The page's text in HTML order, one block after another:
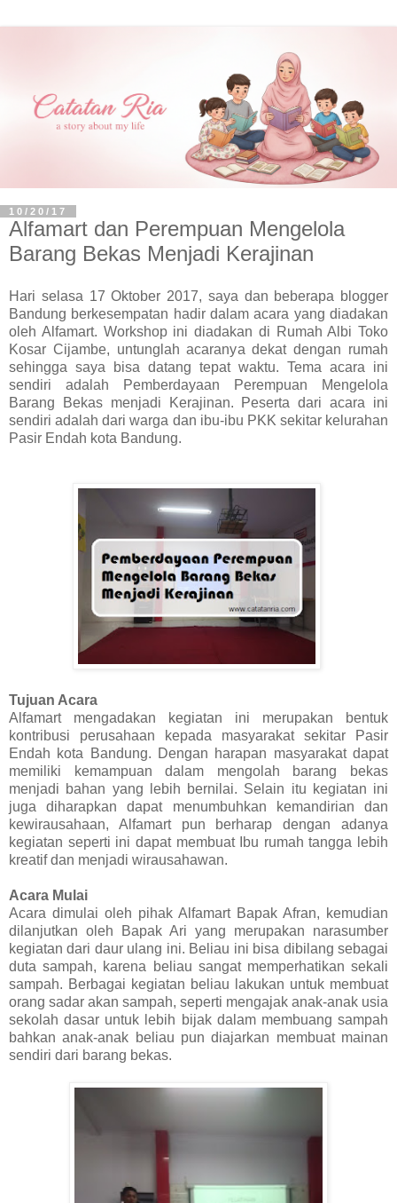
10/20/17
Alfamart dan Perempuan Mengelola
Barang Bekas Menjadi Kerajinan
Hari selasa 17 Oktober 2017, saya dan beberapa blogger
Bandung berkesempatan hadir dalam acara yang diadakan
oleh Alfamart. Workshop ini diadakan di Rumah Albi Toko
Kosar Cijambe, untunglah acaranya dekat dengan rumah
sehingga saya bisa datang tepat waktu. Tema acara ini
sendiri adalah Pemberdayaan Perempuan Mengelola
Barang Bekas menjadi Kerajinan. Peserta dari acara ini
sendiri adalah dari warga dan ibu-ibu PKK sekitar kelurahan
Pasir Endah kota Bandung.
Tujuan Acara
Alfamart mengadakan kegiatan ini merupakan bentuk
kontribusi perusahaan kepada masyarakat sekitar Pasir
Endah kota Bandung. Dengan harapan masyarakat dapat
memiliki kemampuan dalam mengolah barang bekas
menjadi bahan yang lebih bernilai. Selain itu kegiatan ini
juga diharapkan dapat menumbuhkan kemandirian dan
kewirausahaan, Alfamart pun berharap dengan adanya
kegiatan seperti ini dapat membuat Ibu rumah tangga lebih
kreatif dan menjadi wirausahawan.
Acara Mulai
Acara dimulai oleh pihak Alfamart Bapak Afran, kemudian
dilanjutkan oleh Bapak Ari yang merupakan narasumber
kegiatan dari daur ulang ini. Beliau ini bisa dibilang sebagai
duta sampah, karena beliau sangat memperhatikan sekali
sampah. Berbagai kegiatan beliau lakukan untuk membuat
orang sadar akan sampah, seperti mengajak anak-anak usia
sekolah dasar untuk lebih bijak dalam membuang sampah
bahkan anak-anak beliau pun diajarkan membuat mainan
sendiri dari barang bekas.